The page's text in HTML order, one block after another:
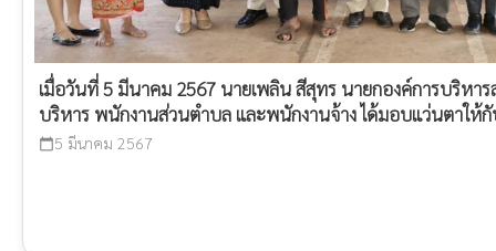
เมื่อวันที่ 5 มีนาคม 2567 นายเพลิน สีสุทร นายกองค์การบริห
บริหาร พนักงานส่วนตำบล และพนักงานจ้าง ได้มอบแว่นตาให้
calendar_today 5 มีนาคม 2567